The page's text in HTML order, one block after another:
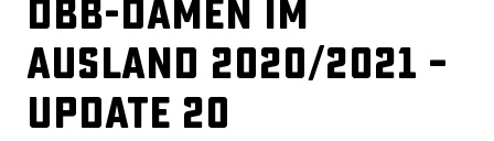
DBB-Damen im
Ausland 2020/2021 –
Update 20